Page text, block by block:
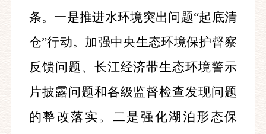
条。一是推进水环境突出问题“起底清
仓”行动。加强中央生态环境保护督察
反馈问题、长江经济带生态环境警示
片披露问题和各级监督检查发现问题
的整改落实。二是强化湖泊形态保